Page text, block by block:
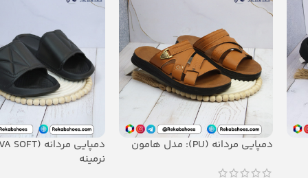
دمپایی مردانه (PU): مدل هامون
نرمینه